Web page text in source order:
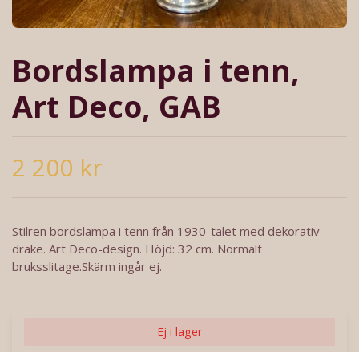
Bordslampa i tenn,
Art Deco, GAB
2 200 kr
Stilren bordslampa i tenn från 1930-talet med dekorativ
drake. Art Deco-design. Höjd: 32 cm. Normalt
bruksslitage.Skärm ingår ej.
Ej i lager